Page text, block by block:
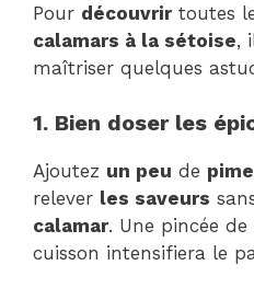
Pour découvrirtoutes
calamars à la sétoise,
maîtriser quelques
1. Bien doser les
Ajoutez un peu de
relever les saveurs
calamar. Une pincée
cuisson intensifiera le